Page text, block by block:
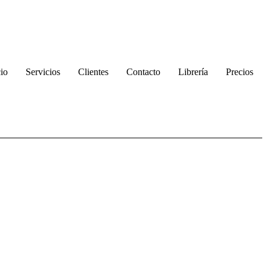
Servicios Clientes Contacto Librería Precios